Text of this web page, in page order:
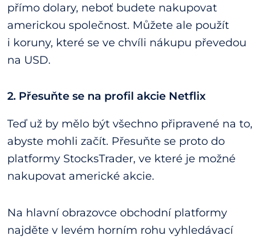
přímo dolary, neboť budete nakupovat
americkou společnost. Můžete ale použít
i koruny, které se ve chvíli nákupu převedou
na USD.
2. Přesuňte se na profil akcie Netflix
Teď už by mělo být všechno připravené na to,
abyste mohli začít. Přesuňte se proto do
platformy StocksTrader, ve které je možné
nakupovat americké akcie.
Na hlavní obrazovce obchodní platformy
najděte v levém horním rohu vyhledávací